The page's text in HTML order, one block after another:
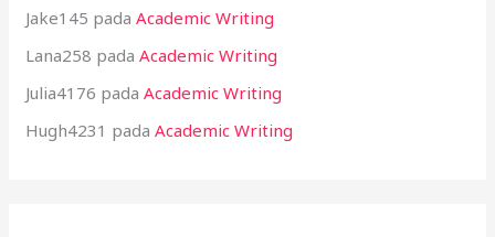
Jake145 padaAcademic Writing
Lana258 padaAcademic Writing
Julia4176 padaAcademic Writing
Hugh4231 padaAcademic Writing